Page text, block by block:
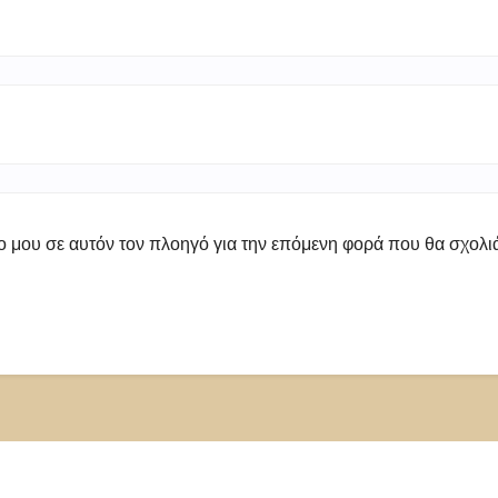
μου σε αυτόν τον πλοηγό για την επόμενη φορά που θα